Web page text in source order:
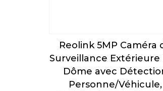
Reolink 5MP Caméra
Surveillance Extérieure
Dôme avec
Personne/Véhicule,